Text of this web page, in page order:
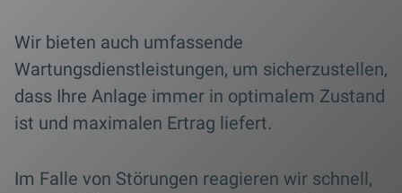
Wir bieten auch umfassende
Wartungsdienstleistungen, um sicherzustellen,
dass Ihre Anlage immer in optimalem Zustand
ist und maximalen Ertrag liefert.
Im Falle von Störungen reagieren wir schnell,